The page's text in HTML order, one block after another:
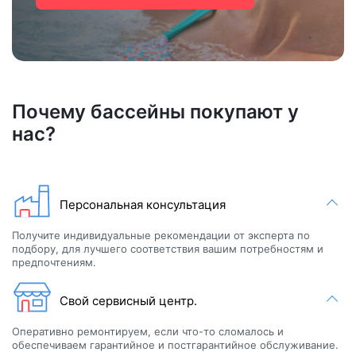
Почему бассейны покупают у
нас?
Персональная консультация
Получите индивидуальные рекомендации от эксперта по
подбору, для лучшего соответствия вашим потребностям и
предпочтениям.
Свой сервисный центр.
Оперативно ремонтируем, если что-то сломалось и
обеспечиваем гарантийное и постгарантийное обслуживание.